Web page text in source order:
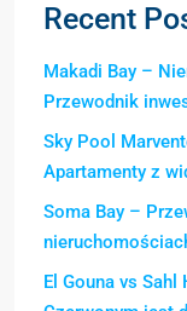
Recent
Makadi Bay –
Przewodnik
Sky Pool
Apartamenty z
Soma Bay –
El Gouna vs